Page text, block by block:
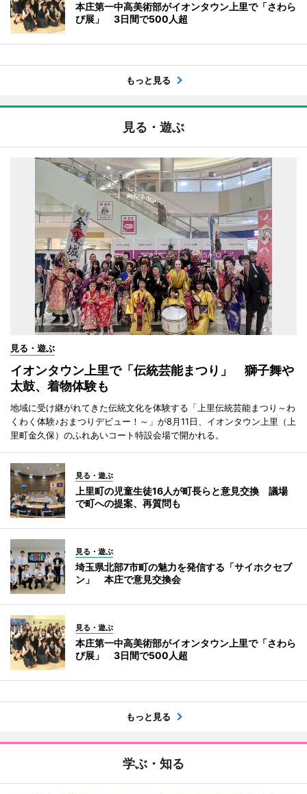
本庄第一中高美術部がイオンタウン上里で「さわら
び展」 3日間で500人超
もっと見る
見る・遊ぶ
見る・遊ぶ
イオンタウン上里で「伝統芸能まつり」 獅子舞や
太鼓、着物体験も
地域に受け継がれてきた伝統文化を体験する「上里伝統芸能まつり～わ
くわく体験♪おまつりデビュー！～」が8月11日、イオンタウン上里（上
里町金久保）のふれあいコート特設会場で開かれる。
見る・遊ぶ
上里町の児童生徒16人が町長らと意見交換 議場
で町への提案、再質問も
見る・遊ぶ
埼玉県北部7市町の魅力を発信する「サイホクセブ
ン」 本庄で意見交換会
見る・遊ぶ
本庄第一中高美術部がイオンタウン上里で「さわら
び展」 3日間で500人超
もっと見る
学ぶ・知る